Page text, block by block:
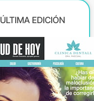
ÚLTIMA EDICIÓN